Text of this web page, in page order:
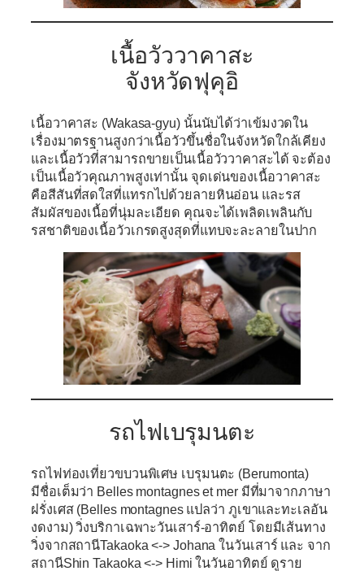
เนื้อวัววาคาสะ
จังหวัดฟุคุอิ
เนื้อวาคาสะ (Wakasa-gyu)นั้นนับได้ว่าเข้มงวดใน
เรื่องมาตรฐานสูงกว่าเนื้อวัวขึ้นชื่อในจังหวัดใกล้เคียง
และเนื้อวัวที่สามารถขายเป็นเนื้อวัววาคาสะได้ จะต้อง
เป็นเนื้อวัวคุณภาพสูงเท่านั้น จุดเด่นของเนื้อวาคาสะ
คือสีสันที่สดใสที่แทรกไปด้วยลายหินอ่อน และรส
สัมผัสของเนื้อที่นุ่มละเอียด คุณจะได้เพลิดเพลินกับ
รสชาติของเนื้อวัวเกรดสูงสุดที่แทบจะละลายในปาก
รถไฟเบรุมนตะ
รถไฟท่องเที่ยวขบวนพิเศษ เบรุมนตะ (Berumonta)
มีชื่อเต็มว่า Belles montagnes et mer มีที่มาจากภาษา
ฝรั่งเศส (Belles montagnes แปลว่า ภูเขาและทะเลอัน
งดงาม) วิ่งบริกาเฉพาะวันเสาร์-อาทิตย์ โดยมีเส้นทาง
วิ่งจากสถานีTakaoka <-> Johana ในวันเสาร์ และ จาก
สถานีShin Takaoka <-> Himi ในวันอาทิตย์ ดูราย